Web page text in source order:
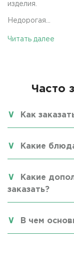
изделия.
Недорогая...
Читать далее
Часто
Как
Какие
Какие
заказать?
В чем